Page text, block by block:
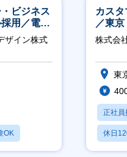
ビジネス
用／電
ジェクト
ザイン株式
OK
カス
／東京
株式会
東
正社員
休日
月残業